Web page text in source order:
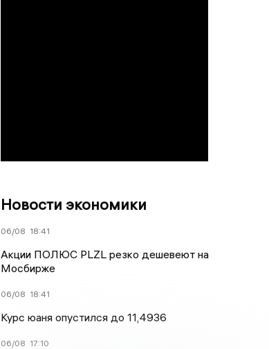
Новости экономики
06/08 18:41
Акции ПОЛЮС PLZL резко дешевеют на
Мосбирже
06/08 18:41
Курс юаня опустился до 11,4936
06/08 17:10